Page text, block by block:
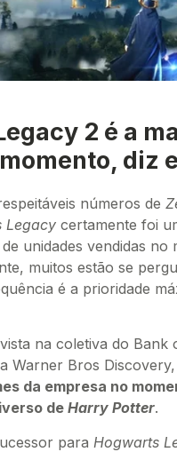
2 é a
diz
números de
Legacy certamente foi
unidades vendidas
muitos estão se
é a prioridade
na coletiva do
Warner Bros
da empresa no
deHarry Potter.
para Hogwarts